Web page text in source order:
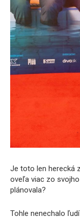
Je toto len herecká
oveľa viac zo
plánovala?
Tohle nenechalo